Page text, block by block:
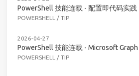
PowerShell 技能连载 - 配置即代码实践
POWERSHELL / TIP
2026-04-27
PowerShell 技能连载 - Microsoft Graph
POWERSHELL / TIP